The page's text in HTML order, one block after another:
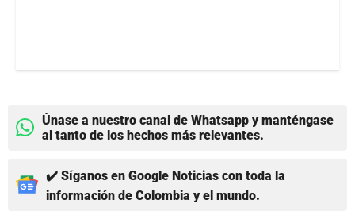
Únase a nuestro canal de Whatsapp y manténgase
al tanto de los hechos más relevantes.
✔️ Síganos en Google Noticias con toda la
información de Colombia y el mundo.